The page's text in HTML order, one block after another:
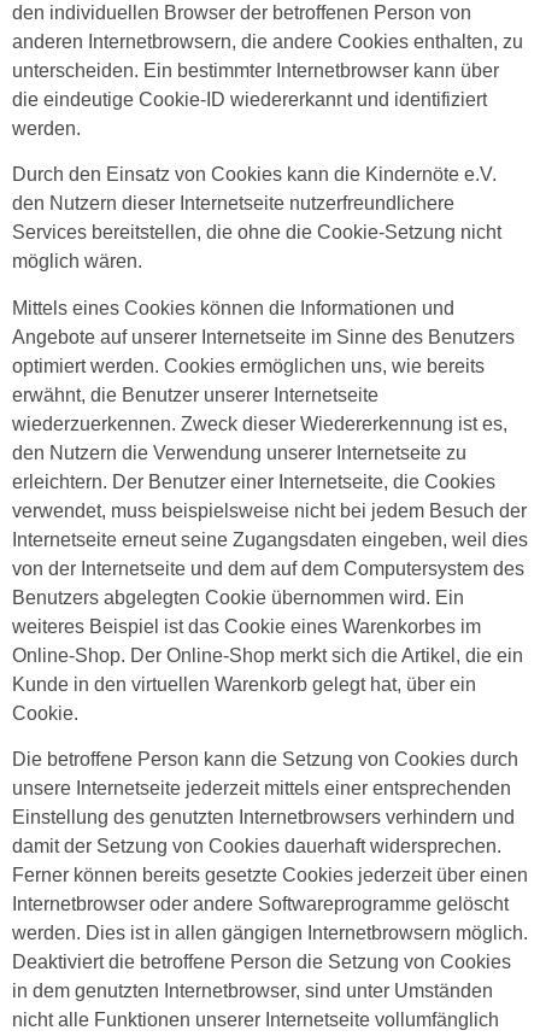
den individuellen Browser der betroffenen Person von
anderen Internetbrowsern, die andere Cookies enthalten, zu
unterscheiden. Ein bestimmter Internetbrowser kann über
die eindeutige Cookie-ID wiedererkannt und identifiziert
werden.
Durch den Einsatz von Cookies kann die Kindernöte e.V.
den Nutzern dieser Internetseite nutzerfreundlichere
Services bereitstellen, die ohne die Cookie-Setzung nicht
möglich wären.
Mittels eines Cookies können die Informationen und
Angebote auf unserer Internetseite im Sinne des Benutzers
optimiert werden. Cookies ermöglichen uns, wie bereits
erwähnt, die Benutzer unserer Internetseite
wiederzuerkennen. Zweck dieser Wiedererkennung ist es,
den Nutzern die Verwendung unserer Internetseite zu
erleichtern. Der Benutzer einer Internetseite, die Cookies
verwendet, muss beispielsweise nicht bei jedem Besuch der
Internetseite erneut seine Zugangsdaten eingeben, weil dies
von der Internetseite und dem auf dem Computersystem des
Benutzers abgelegten Cookie übernommen wird. Ein
weiteres Beispiel ist das Cookie eines Warenkorbes im
Online-Shop. Der Online-Shop merkt sich die Artikel, die ein
Kunde in den virtuellen Warenkorb gelegt hat, über ein
Cookie.
Die betroffene Person kann die Setzung von Cookies durch
unsere Internetseite jederzeit mittels einer entsprechenden
Einstellung des genutzten Internetbrowsers verhindern und
damit der Setzung von Cookies dauerhaft widersprechen.
Ferner können bereits gesetzte Cookies jederzeit über einen
Internetbrowser oder andere Softwareprogramme gelöscht
werden. Dies ist in allen gängigen Internetbrowsern möglich.
Deaktiviert die betroffene Person die Setzung von Cookies
in dem genutzten Internetbrowser, sind unter Umständen
nicht alle Funktionen unserer Internetseite vollumfänglich